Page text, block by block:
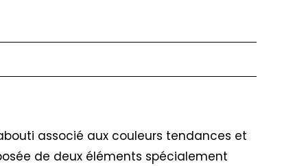
associé aux couleurs tendances et
de deux éléments spécialement